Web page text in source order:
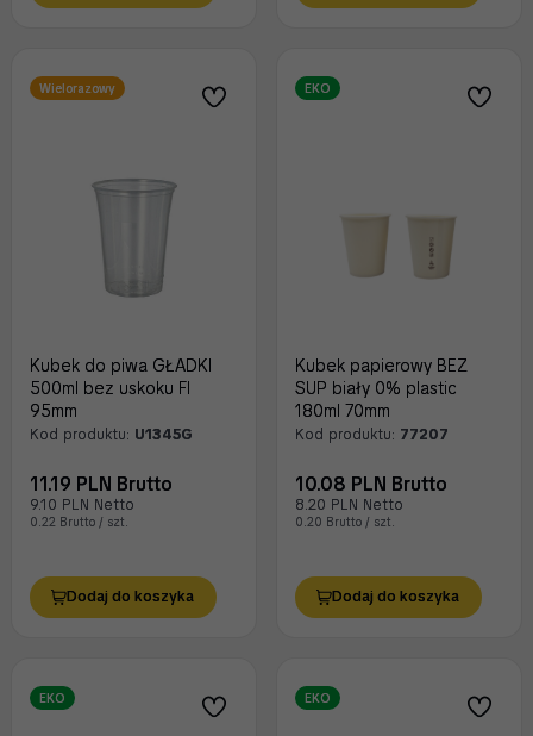
Wielorazowy
Kubek do piwa GŁADKI
500ml bez uskoku FI
95mm
Kod produktu: U1345G
11.19 PLN Brutto
9.10 PLN Netto
0.22 Brutto / szt.
Dodaj do koszyka
EKO
Kubek papierowy BEZ
SUP biały 0% plastic
180ml 70mm
Kod produktu: 77207
10.08 PLN Brutto
8.20 PLN Netto
0.20 Brutto / szt.
Dodaj do koszyka
EKO EKO